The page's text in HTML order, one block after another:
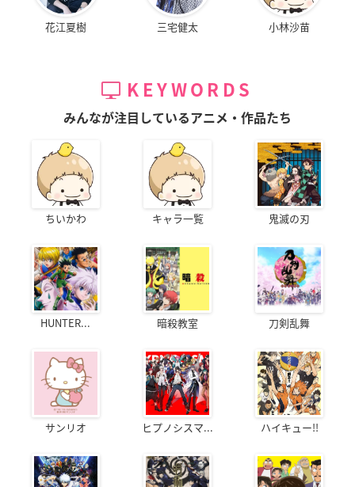
花江夏樹 三宅健太 小林沙苗
KEYWORDS
みんなが注目しているアニメ・作品たち
ちいかわ キャラ一覧 鬼滅の刃
HUNTER... 暗殺教室 刀剣乱舞
サンリオ ヒプノシスマ... ハイキュー!!